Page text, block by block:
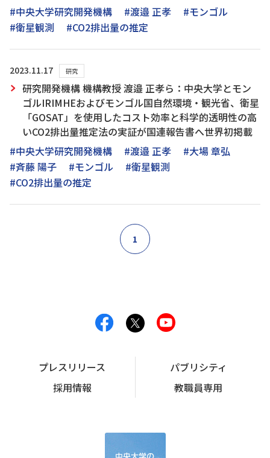
#中央大学研究開発機構
#渡邉 正孝
#モンゴル
#衛星観測
#CO2排出量の推定
2023.11.17 研究
研究開発機構 機構教授 渡邉 正孝ら：中央大学とモン
ゴルIRIMHEおよびモンゴル国自然環境・観光省、衛星
「GOSAT」を使用したコスト効率と科学的透明性の高
いCO2排出量推定法の実証が国連報告書へ世界初掲載
#中央大学研究開発機構
#渡邉 正孝
#大場 章弘
#斉藤 陽子
#モンゴル
#衛星観測
#CO2排出量の推定
1
プレスリリース
パブリシティ
採用情報
教職員専用